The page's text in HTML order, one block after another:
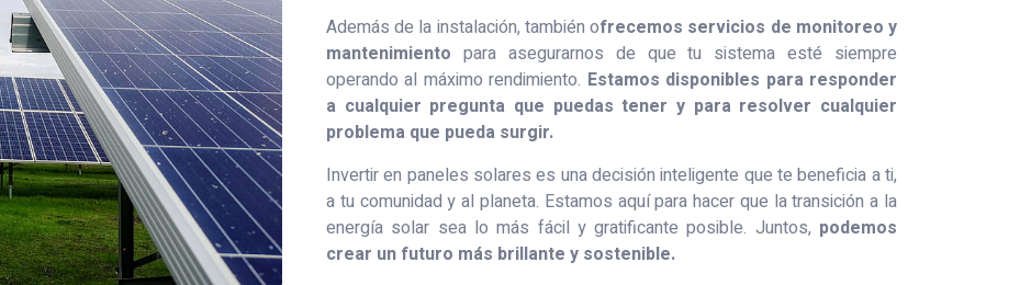
Además de la instalación, también ofrecemos servicios de monitoreo y
mantenimiento para asegurarnos de que tu sistema esté siempre
operando al máximo rendimiento. Estamos disponibles para responder
a cualquier pregunta que puedas tener y para resolver cualquier
problema que pueda surgir.
Invertir en paneles solares es una decisión inteligente que te beneficia a ti,
a tu comunidad y al planeta. Estamos aquí para hacer que la transición a la
energía solar sea lo más fácil y gratificante posible. Juntos, podemos
crear un futuro más brillante y sostenible.